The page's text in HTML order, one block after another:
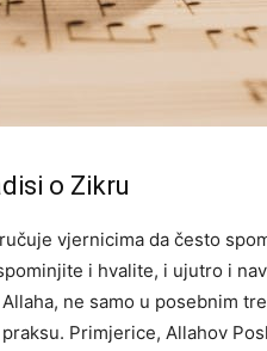
o Zikru
vjernicima da često
i hvalite, i ujutro i
ne samo u posebnim
Primjerice, Allahov